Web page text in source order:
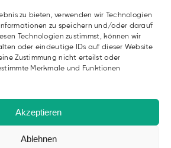
zu bieten, verwenden wir Technologien
zu speichern und/oder darauf
Technologien zustimmst, können wir
oder eindeutige IDs auf dieser Website
Zustimmung nicht erteilst oder
Merkmale und Funktionen
Akzeptieren
Ablehnen
0664 19 155 19
AGB
Datenschutz
Impressum